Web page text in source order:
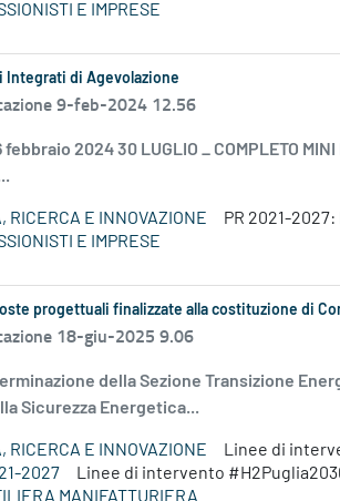
E IMPRESE
Integrati di Agevolazione
9-feb-2024 12.56
febbraio 2024 30 LUGLIO _ COMPLETO
RICERCA E INNOVAZIONE PR 2021-2027:
E IMPRESE
progettuali finalizzate alla costituzione di
18-giu-2025 9.06
della Sezione Transizione
Sicurezza Energetica...
RICERCA E INNOVAZIONE Linee di
2027 Linee di intervento
MANIFATTURIERA